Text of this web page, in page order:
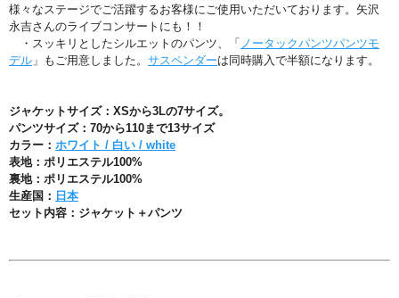
様々なステージでご活躍するお客様にご使用いただいております。矢沢
永吉さんのライブコンサートにも！！
・スッキリとしたシルエットのパンツ、「 ノータックパンツパンツモ
デル 」もご用意しました。 サスペンダーは同時購入で半額になります。
ジャケットサイズ：XSから3Lの7サイズ。
パンツサイズ：70から110まで13サイズ
カラー： ホワイト / 白い / white
表地：ポリエステル100%
裏地：ポリエステル100%
生産国： 日本
セット内容：ジャケット＋パンツ